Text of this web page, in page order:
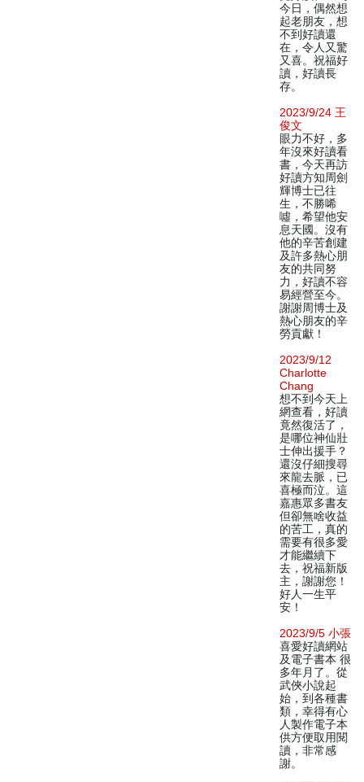
今日，偶然想
起老朋友，想
不到好讀還
在，令人又驚
又喜。祝福好
讀，好讀長
存。
2023/9/24 王
俊文
眼力不好，多
年沒來好讀看
書，今天再訪
好讀方知周劍
輝博士已往
生，不勝唏
噓，希望他安
息天國。沒有
他的辛苦創建
及許多熱心朋
友的共同努
力，好讀不容
易經營至今。
謝謝周博士及
熱心朋友的辛
勞貢獻！
2023/9/12
Charlotte
Chang
想不到今天上
網查看，好讀
竟然復活了，
是哪位神仙壯
士伸出援手？
還沒仔細搜尋
來龍去脈，已
喜極而泣。這
嘉惠眾多書友
但卻無啥收益
的苦工，真的
需要有很多愛
才能繼續下
去，祝福新版
主，謝謝您！
好人一生平
安！
2023/9/5 小張
喜愛好讀網站
及電子書本 很
多年月了。從
武俠小說起
始，到各種書
類，幸得有心
人製作電子本
供方便取用閱
讀，非常感
謝。